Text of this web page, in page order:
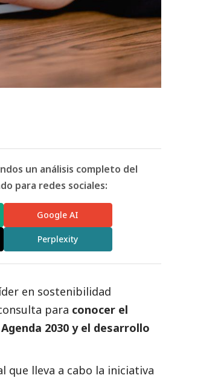
un análisis completo del
para redes sociales:
Google AI
Perplexity
en sostenibilidad
para conocer el
2030 y el desarrollo
que lleva a cabo la iniciativa